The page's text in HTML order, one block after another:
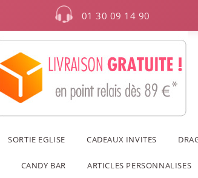
01 30 09 14 90
SORTIE EGLISE CADEAUX INVITES
CANDY BAR ARTICLES PERSONNALISES